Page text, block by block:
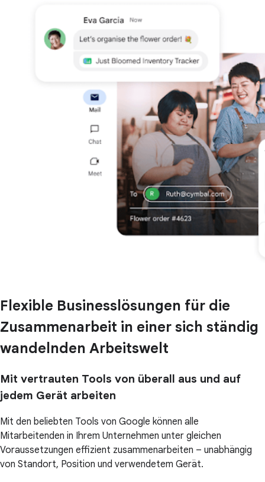
Flexible Businesslösungen für die
Zusammenarbeit in einer sich ständig
wandelnden Arbeitswelt
Mit vertrauten Tools von überall aus und auf
jedem Gerät arbeiten
Mit den beliebten Tools von Google können alle
Mitarbeitenden in Ihrem Unternehmen unter gleichen
Voraussetzungen effizient zusammenarbeiten – unabhängig
von Standort, Position und verwendetem Gerät.